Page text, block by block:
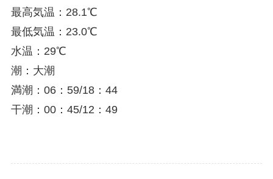
最高気温：28.1℃
最低気温：23.0℃
水温：29℃
潮：大潮
満潮：06：59/18：44
干潮：00：45/12：49